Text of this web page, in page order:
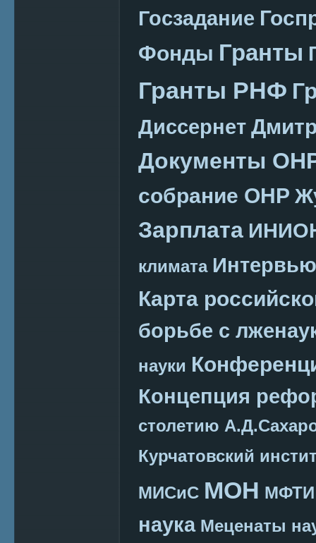
Госзадание
Фонды Гранты
Гранты РНФ
Диссернет
Документы
собрание ОНР
Зарплата
климата Интервью
Карта
борьбе с
науки
Концепция
столетию
Курчатовский
МИСиС МОН МФТИ
наука Меценаты